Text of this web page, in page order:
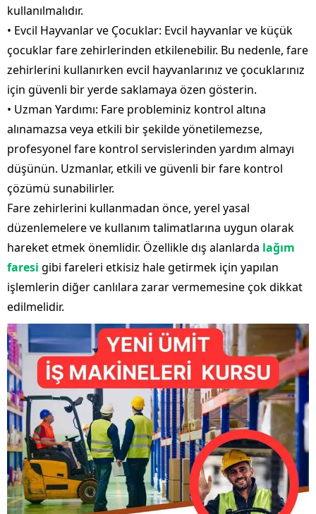
kullanılmalıdır.
• Evcil Hayvanlar ve Çocuklar: Evcil hayvanlar ve küçük
çocuklar fare zehirlerinden etkilenebilir. Bu nedenle, fare
zehirlerini kullanırken evcil hayvanlarınız ve çocuklarınız
için güvenli bir yerde saklamaya özen gösterin.
• Uzman Yardımı: Fare probleminiz kontrol altına
alınamazsa veya etkili bir şekilde yönetilemezse,
profesyonel fare kontrol servislerinden yardım almayı
düşünün. Uzmanlar, etkili ve güvenli bir fare kontrol
çözümü sunabilirler.
Fare zehirlerini kullanmadan önce, yerel yasal
düzenlemelere ve kullanım talimatlarına uygun olarak
hareket etmek önemlidir. Özellikle dış alanlarda lağım
faresi gibi fareleri etkisiz hale getirmek için yapılan
işlemlerin diğer canlılara zarar vermemesine çok dikkat
edilmelidir.